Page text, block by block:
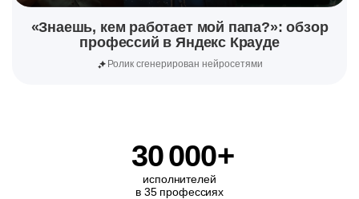
«Знаешь, кем работает мой папа?»: обзор
профессий в Яндекс Крауде
Ролик сгенерирован нейросетями
30000+
исполнителей
в 35 профессиях